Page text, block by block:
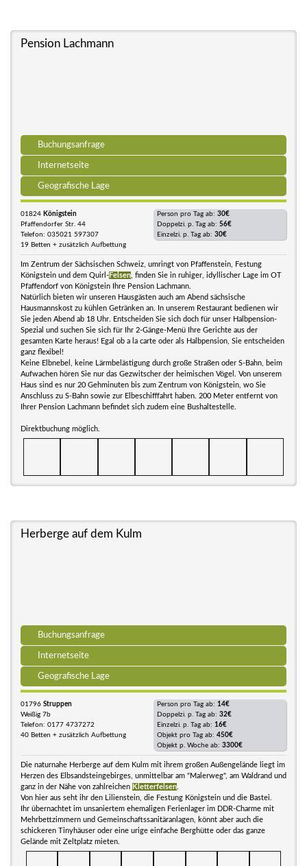
Pension Lachmann
Buchungsanfrage
Internetseite
Geografische Lage
01824 Königstein
Pfaffendorfer Str. 44
Telefon: 035021 597307
19 Betten + zusätzlich Aufbettung
Person pro Tag ab: 30€
Doppelzi. p. Tag ab: 56€
Einzelzi. p. Tag ab: 30€
Im Zentrum der Sächsischen Schweiz, umringt von Pfaffenstein, Festung
Königstein und dem Quirl-Felsen , finden Sie in ruhiger, idyllischer Lage im OT
Pfaffendorf von Königstein Ihre Pension Lachmann.
Natürlich bieten wir unseren Hausgästen auch am Abend sächsische
Hausmannskost zu kühlen Getränken an. In unserem Restaurant bedienen wir
Sie jeden Abend ab 18 Uhr. Entscheiden Sie sich doch für unser Halbpension-
Spezial und suchen Sie sich für Ihr 2-Gänge-Menü Ihre Gerichte aus der
gesamten Karte heraus! Egal ob a la carte oder als Halbpension, Sie entscheiden
ganz flexibel!
Keine Elbnebel, keine Lärmbelästigung durch große Straßen oder S-Bahn, beim
Aufwachen hören Sie nur das Gezwitscher der heimischen Vögel. Von unserem
Haus sind es nur 20 Gehminuten bis zum Zentrum von Königstein, wo Sie
Anschluss zu S-Bahn sowie zur Elbeschifffahrt haben. 200 Meter entfernt von
Ihrer Pension Lachmann befindet sich zudem eine Bushaltestelle.
Direktbuchung möglich.
Herberge auf dem Kulm
Buchungsanfrage
Internetseite
Geografische Lage
01796 Struppen
Weißig 7b
Telefon: 0177 4737272
40 Betten + zusätzlich Aufbettung
Person pro Tag ab: 14€
Doppelzi. p. Tag ab: 32€
Einzelzi. p. Tag ab: 16€
Objekt pro Tag ab: 450€
Objekt p. Woche ab: 3300€
Die naturnahe Herberge auf dem Kulm mit ihrem großen Außengelände liegt im
Herzen des Elbsandsteingebirges, unmittelbar am "Malerweg", am Waldrand und
ganz in der Nähe von zahlreichen Kletterfelsen
Von hier aus seht ihr den Lilienstein, die Festung Königstein und die Bastei.
Ihr übernachtet im unsaniertem ehemaligen Ferienlager im DDR-Charme mit
Mehrbettzimmern und Gemeinschaftssanitäranlagen, könnt aber auch die
schickeren Tinyhäuser oder eine urige einfache Berghütte oder das ganze
Gelände mit Zeltplatz mieten.